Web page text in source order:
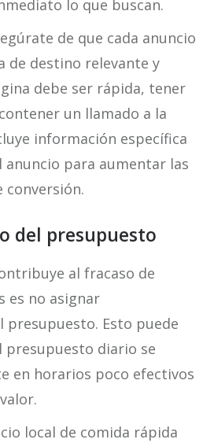
lo que buscan.
de que cada anuncio
de destino relevante y
debe ser rápida, tener
un llamado a la
información específica
anuncio para aumentar las
conversión.
del presupuesto
al fracaso de
es no asignar
presupuesto. Esto puede
presupuesto diario se
en horarios poco efectivos
local de comida rápida